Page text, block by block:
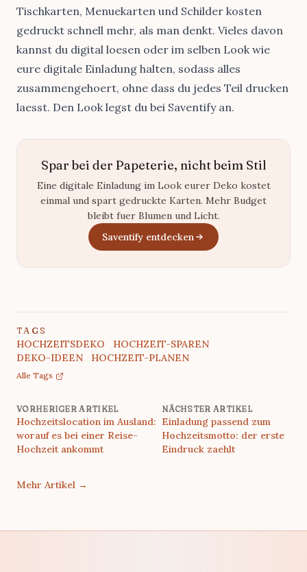
Tischkarten, Menuekarten und Schilder kosten
gedruckt schnell mehr, als man denkt. Vieles davon
kannst du digital loesen oder im selben Look wie
eure digitale Einladung halten, sodass alles
zusammengehoert, ohne dass du jedes Teil drucken
laesst. Den Look legst du bei Saventifyan.
Spar bei der Papeterie, nicht beim Stil
Eine digitale Einladung im Look eurer Deko kostet
einmal und spart gedruckte Karten. Mehr Budget
bleibt fuer Blumen und Licht.
Saventify entdecken
TAGS
HOCHZEITSDEKO
HOCHZEIT-SPAREN
DEKO-IDEEN
HOCHZEIT-PLANEN
Alle Tags
VORHERIGER ARTIKEL
Hochzeitslocation im Ausland:
worauf es bei einer Reise-
Hochzeit ankommt
NÄCHSTER ARTIKEL
Einladung passend zum
Hochzeitsmotto: der erste
Eindruck zaehlt
Mehr Artikel →